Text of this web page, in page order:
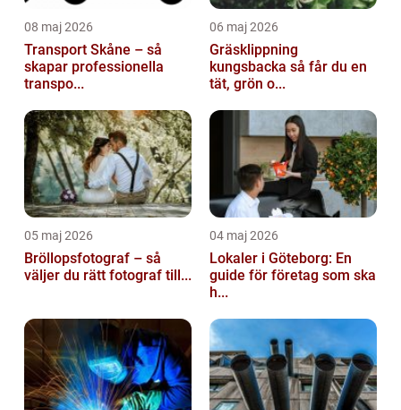
08 maj 2026
Transport Skåne – så
skapar professionella
transpo...
06 maj 2026
Gräsklippning
kungsbacka så får du en
tät, grön o...
05 maj 2026
Bröllopsfotograf – så
väljer du rätt fotograf till...
04 maj 2026
Lokaler i Göteborg: En
guide för företag som ska
h...